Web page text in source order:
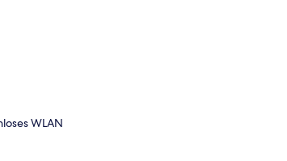
vom Balkon
WLAN